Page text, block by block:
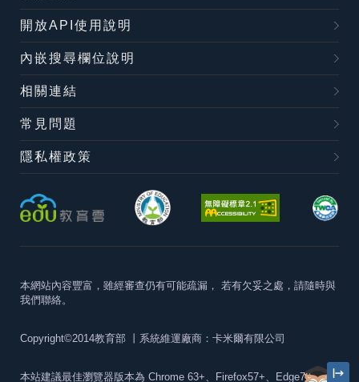
開放API使用說明
內嵌搜尋欄位說明
相關連結
常見問題
隱私權政策
本網站內容豐富，雖經審查仍有可能疏漏， 若有欠妥之處，請隨時與
我們聯絡。
Copyright©2014教育部 丨系統維運廠商：卡米爾有限公司
本站建議最佳瀏覽器版本為 Chrome 63+、Firefox57+、Edge79+及